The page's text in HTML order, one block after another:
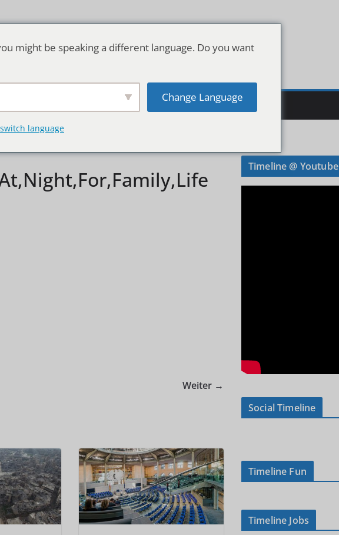
WELT
Weiter →
Timeline @ Youtube
Social Timeline
Timeline Fun
Timeline Jobs
might be speaking a different language. Do you want
Change Language
language